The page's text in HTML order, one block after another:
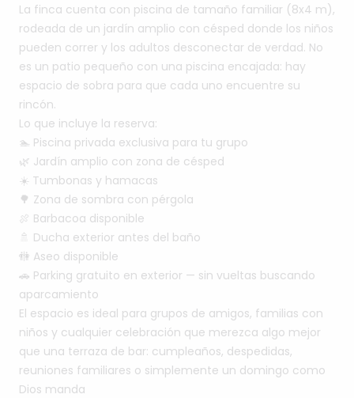
La finca cuenta con piscina de tamaño familiar (8x4 m),
rodeada de un jardín amplio con césped donde los niños
pueden correr y los adultos desconectar de verdad. No
es un patio pequeño con una piscina encajada: hay
espacio de sobra para que cada uno encuentre su
rincón.
Lo que incluye la reserva:
🏊 Piscina privada exclusiva para tu grupo
🌿 Jardín amplio con zona de césped
☀️ Tumbonas y hamacas
🌳 Zona de sombra con pérgola
🍖 Barbacoa disponible
🚿 Ducha exterior antes del baño
🚻 Aseo disponible
🚗 Parking gratuito en exterior — sin vueltas buscando
aparcamiento
El espacio es ideal para grupos de amigos, familias con
niños y cualquier celebración que merezca algo mejor
que una terraza de bar: cumpleaños, despedidas,
reuniones familiares o simplemente un domingo como
Dios manda